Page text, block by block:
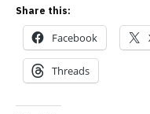
Share this:
Facebook
Threads